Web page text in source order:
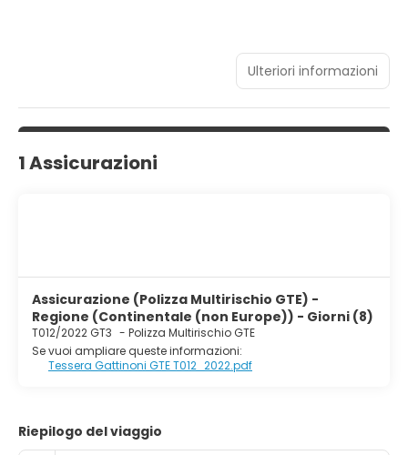
Ulteriori informazioni
1 Assicurazioni
Assicurazione (Polizza Multirischio GTE) -
Regione (Continentale (non Europe)) - Giorni (8)
T012/2022 GT3 - Polizza Multirischio GTE
Se vuoi ampliare queste informazioni:
Tessera Gattinoni GTE T012_2022.pdf
Riepilogo del viaggio